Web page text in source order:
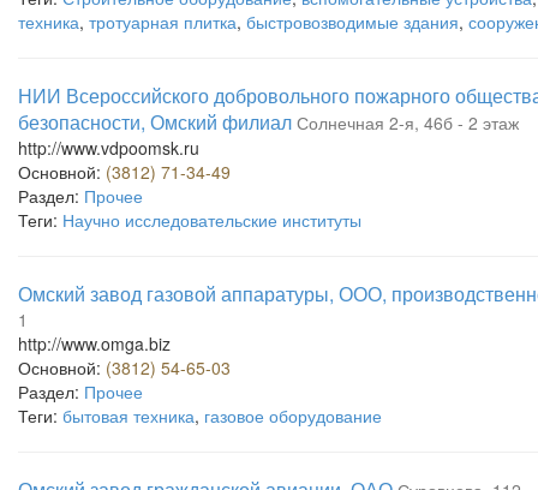
техника, тротуарная плитка, быстровозводимые здания,
НИИ Всероссийского добровольного пожарного
безопасности, Омский филиал Солнечная 2-я, 46б - 2 этаж
http://www.vdpoomsk.ru
Основной: (3812) 71-34-49
Раздел: Прочее
Теги: Научно исследовательские институты
Омский завод газовой аппаратуры, ООО,
1
http://www.omga.biz
Основной: (3812) 54-65-03
Раздел: Прочее
Теги: бытовая техника, газовое оборудование